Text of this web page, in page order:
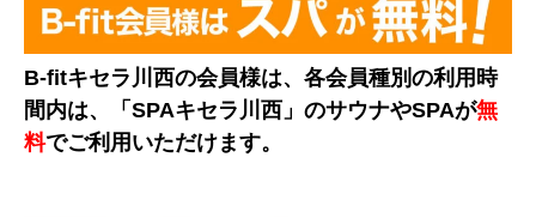
B-fitキセラ川西の会員様は、各会員種別の利用時
間内は、「SPAキセラ川西」のサウナやSPAが無
料でご利用いただけます。